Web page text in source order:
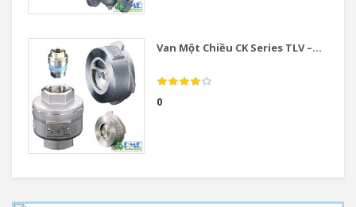
Van Một Chiều CK Series TLV –...
0